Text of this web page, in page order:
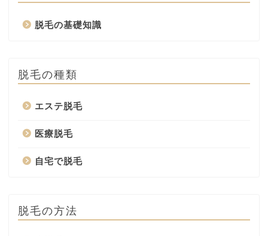
脱毛の基礎知識
脱毛の種類
エステ脱毛
医療脱毛
自宅で脱毛
脱毛の方法